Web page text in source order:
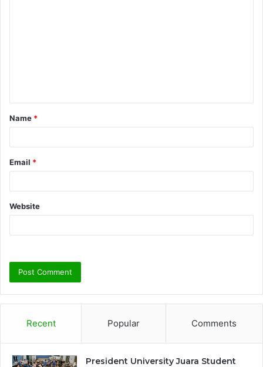
t
*
Name *
Email *
Website
Recent Popular Comments
President University Juara Student